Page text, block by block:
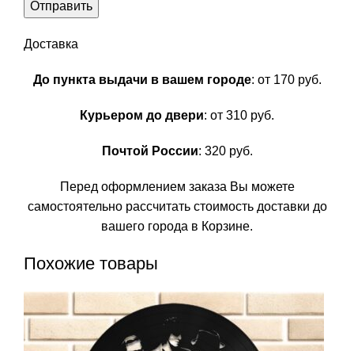
Доставка
До пункта выдачи в вашем городе: от 170 руб.
Курьером до двери: от 310 руб.
Почтой России: 320 руб.
Перед оформлением заказа Вы можете
самостоятельно рассчитать стоимость доставки до
вашего города в Корзине.
Похожие товары